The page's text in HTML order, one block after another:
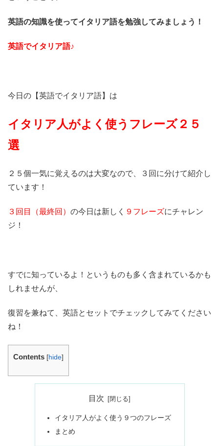
英語の知識を使ってイタリア語を勉強してみましょう！
英語でイタリア語♪
今日の【英語でイタリア語】は
イタリア人がよく使うフレーズ２５
選
２５個一気に覚えるのは大変なので、３回に分けて紹介し
ています！
３回目（最終回） の今日は新しく ９フレーズにチャレン
ジ！
すでに知っているよ！というものも多く含まれているかも
しれませんが、
復習を兼ねて、英語とセットでチェックしてみてください
ね！
Contents [hide]
目次
イタリア人がよく使う９つのフレーズ
まとめ